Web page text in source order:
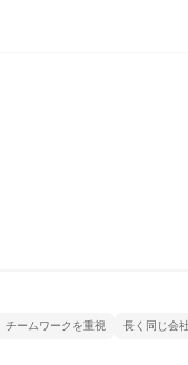
チームワークを重視 長く同じ会